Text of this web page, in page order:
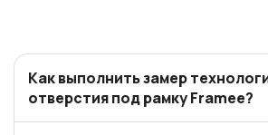
Как выполнить замер
отверстия под рамку Framee?